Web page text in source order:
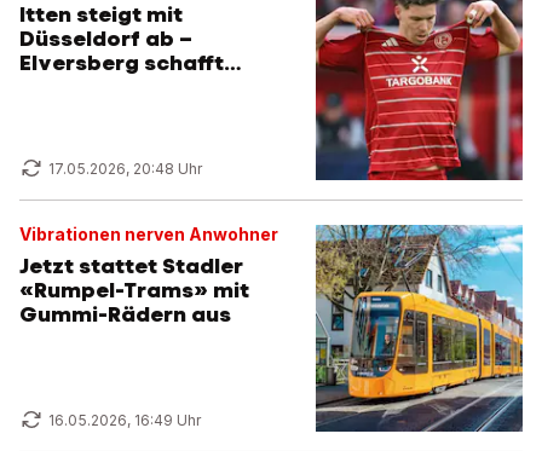
Itten steigt mit
Düsseldorf ab –
Elversberg schafft
17.05.2026, 20:48 Uhr
Vibrationen nerven Anwohner
Jetzt stattet Stadler
«Rumpel-Trams» mit
Gummi-Rädern aus
16.05.2026, 16:49 Uhr